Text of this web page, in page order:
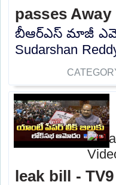
passes Away
బీఆర్ఎస్ మాజీ
Sudarshan
leak bill - TV9